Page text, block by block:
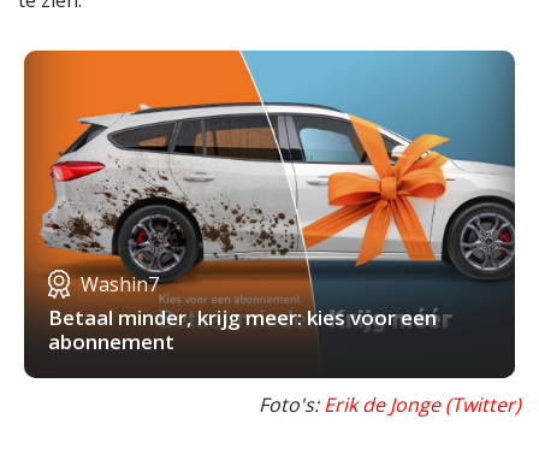
Washin7
Betaal minder, krijg meer: kies voor een
abonnement
Foto's:Erik de Jonge (Twitter)